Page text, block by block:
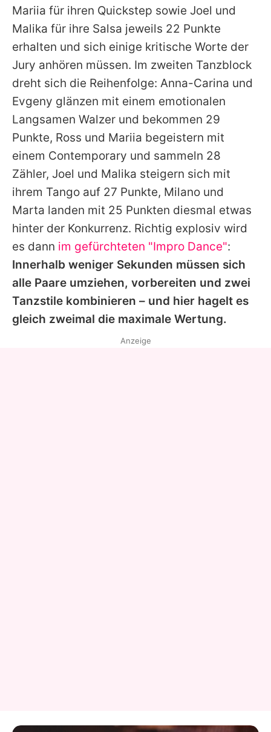
Mariia für ihren Quickstep sowie Joel und
Malika für ihre Salsa jeweils 22 Punkte
erhalten und sich einige kritische Worte der
Jury anhören müssen. Im zweiten Tanzblock
dreht sich die Reihenfolge: Anna-Carina und
Evgeny glänzen mit einem emotionalen
Langsamen Walzer und bekommen 29
Punkte, Ross und Mariia begeistern mit
einem Contemporary und sammeln 28
Zähler, Joel und Malika steigern sich mit
ihrem Tango auf 27 Punkte, Milano und
Marta landen mit 25 Punkten diesmal etwas
hinter der Konkurrenz. Richtig explosiv wird
es dann im gefürchteten "Impro Dance":
Innerhalb weniger Sekunden müssen sich
alle Paare umziehen, vorbereiten und zwei
Tanzstile kombinieren – und hier hagelt es
gleich zweimal die maximale Wertung.
Anzeige